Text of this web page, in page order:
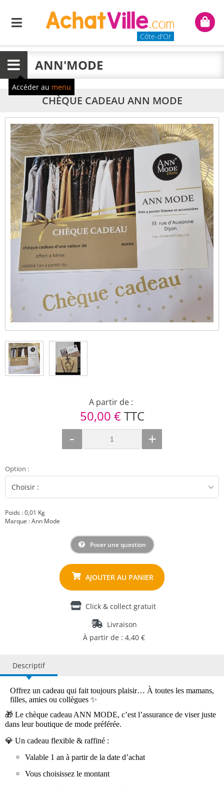
Menu
Côte-d'Or
Mon
Menu ANN'MODE
Accéder au menu
CHÈQUE CADEAU ANN MODE
A partir de :
50,00 €TTC
- +
Option :
Poids : 0,01 Kg
Marque : Ann Mode
Poser une question
Click & collect gratuit
Livraison
À partir de : 4,40 €
Descriptif
Offrez un cadeau qui fait toujours plaisir… À toutes les mamans,
filles, amies ou collègues ✨
🎁 Le chèque cadeau ANN MODE, c’est l’assurance de viser juste
dans leur boutique de mode préférée.
💎 Un cadeau flexible & raffiné :
Valable 1 an à partir de la date d’achat
Vous choisissez le montant